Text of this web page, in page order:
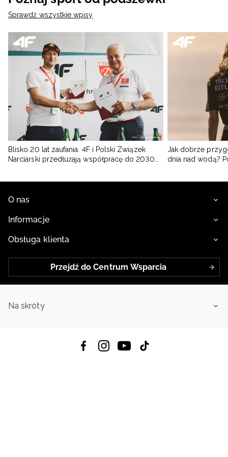
Sprawdź wszystkie wpisy
Blisko 20 lat zaufania. 4F i Polski Związek
Narciarski przedłużają współpracę do 2030
Jak dobrze
dnia nad wodą?
O nas
Informacje
Obsługa klienta
Przejdź do Centrum Wsparcia
Na skróty